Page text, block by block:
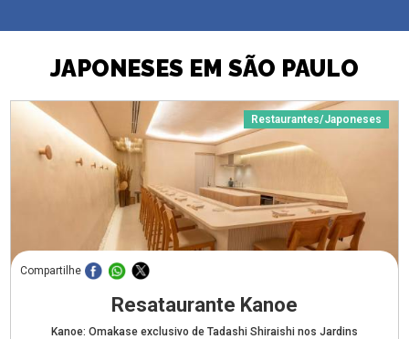
JAPONESES EM SÃO PAULO
Restaurantes/Japoneses
Compartilhe
Resataurante Kanoe
Kanoe: Omakase exclusivo de Tadashi Shiraishi nos Jardins